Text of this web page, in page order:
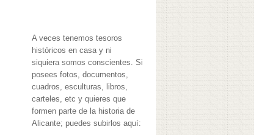
A veces tenemos tesoros
históricos en casa y ni
siquiera somos conscientes. Si
posees fotos, documentos,
cuadros, esculturas, libros,
carteles, etc y quieres que
formen parte de la historia de
Alicante; puedes subirlos aquí: